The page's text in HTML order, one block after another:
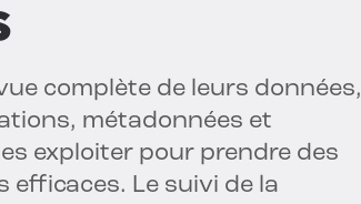
complète de leurs données,
métadonnées et
exploiter pour prendre des
Le suivi de la